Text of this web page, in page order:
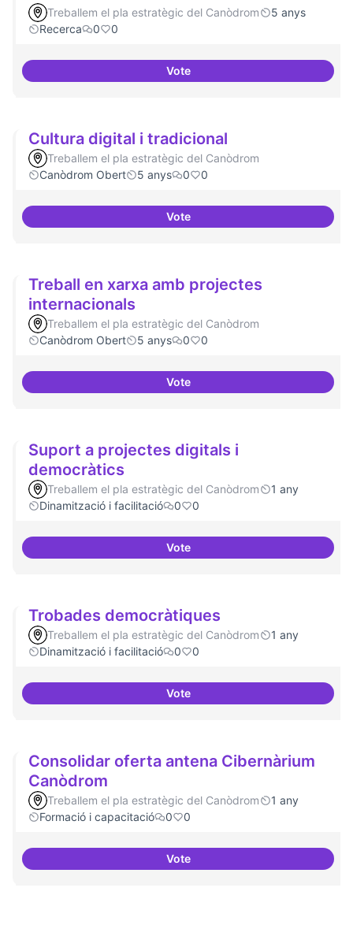
Treballem el pla estratègic del Canòdrom
5 anys
Recerca
0 0
VoteModel exportable - guifinet a
Cultura digital i tradicional
Treballem el pla estratègic del Canòdrom
Canòdrom Obert
5 anys 0 0
VoteCultura digital i tradicional
Treball en xarxa amb projectes
internacionals
Treballem el pla estratègic del Canòdrom
Canòdrom Obert
5 anys 0 0
VoteTreball en xarxa amb projectes
Suport a projectes digitals i
democràtics
Treballem el pla estratègic del Canòdrom
1 any
Dinamització i facilitació
0 0
VoteSuport a projectes digitals i
Trobades democràtiques
Treballem el pla estratègic del Canòdrom
1 any
Dinamització i facilitació
0 0
VoteTrobades democràtiques
Consolidar oferta antena Cibernàrium
Canòdrom
Treballem el pla estratègic del Canòdrom
1 any
Formació i capacitació
0 0
VoteConsolidar oferta antena